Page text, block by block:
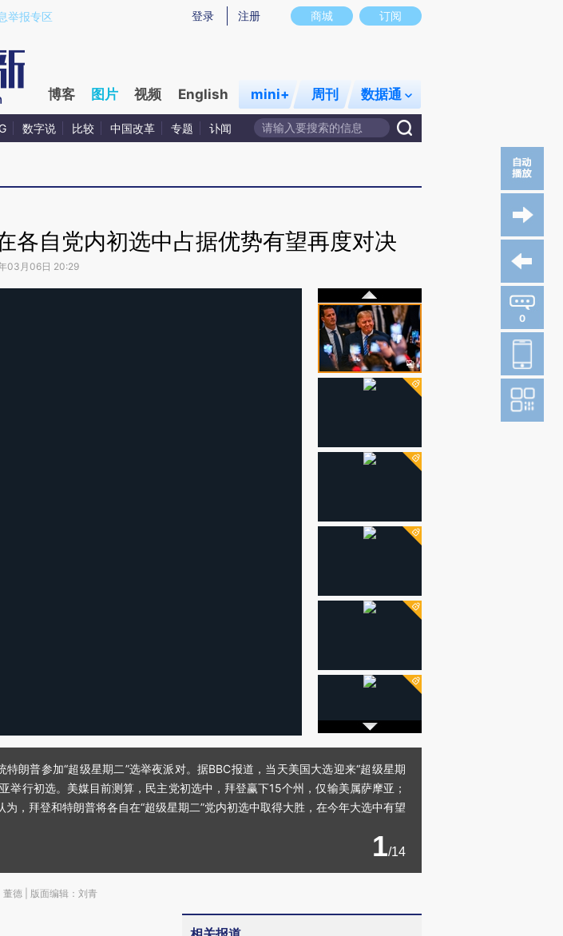
商城 订阅
登录 注册
举报专区
博客 图片 视频 English mini+ 周刊 数据通
数字说 比较 中国改革 专题 讣闻
各自党内初选中占据优势有望再度对决
03月06日 20:29
0
朗普参加“超级星期二”选举夜派对。据BBC报道，当天美国大选迎来“超级星期
行初选。美媒目前测算，民主党初选中，拜登赢下15个州，仅输美属萨摩亚；
，拜登和特朗普将各自在“超级星期二”党内初选中取得大胜，在今年大选中有望
1/14
董德 | 版面编辑：刘青